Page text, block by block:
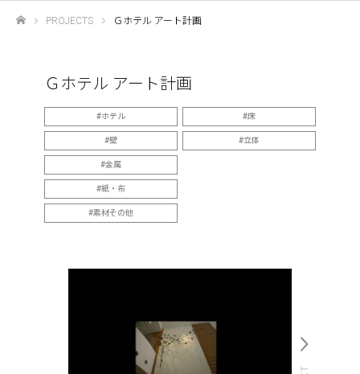
PROJECTS Ｇホテル アート計画
Ｇホテル アート計画
ホテル 床
壁 立体
金属
紙・布
素材その他